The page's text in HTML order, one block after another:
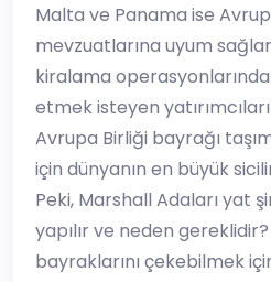
​Malta ve Panama ise
mevzuatlarına uyum
kiralama
etmek isteyen
Avrupa Birliği bayrağı
için dünyanın en büyük
​Peki, Marshall Adaları yat
yapılır ve neden
bayraklarını çekebilmek